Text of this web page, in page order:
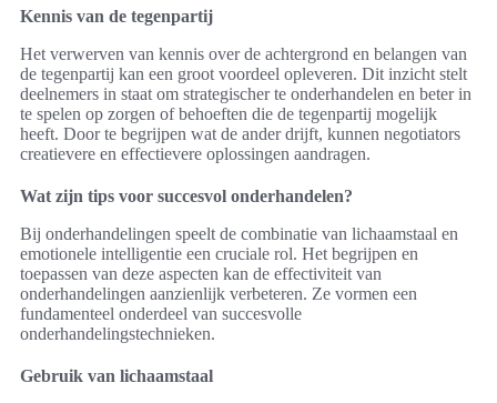
Kennis van de tegenpartij
Het verwerven van kennis over de achtergrond en belangen van
de tegenpartij kan een groot voordeel opleveren. Dit inzicht stelt
deelnemers in staat om strategischer te onderhandelen en beter in
te spelen op zorgen of behoeften die de tegenpartij mogelijk
heeft. Door te begrijpen wat de ander drijft, kunnen negotiators
creatievere en effectievere oplossingen aandragen.
Wat zijn tips voor succesvol onderhandelen?
Bij onderhandelingen speelt de combinatie van lichaamstaal en
emotionele intelligentie een cruciale rol. Het begrijpen en
toepassen van deze aspecten kan de effectiviteit van
onderhandelingen aanzienlijk verbeteren. Ze vormen een
fundamenteel onderdeel van succesvolle
onderhandelingstechnieken.
Gebruik van lichaamstaal